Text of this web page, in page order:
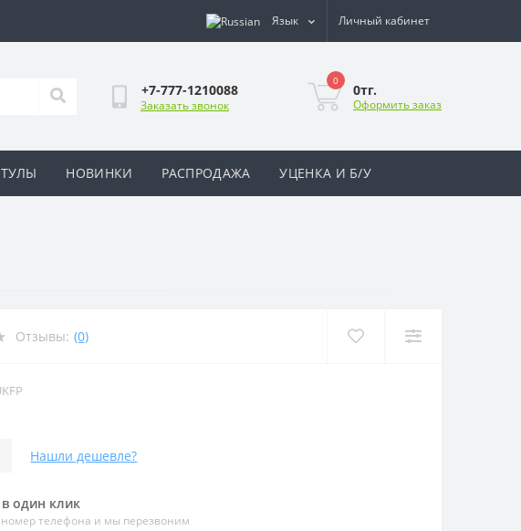
Язык Личный кабинет
+7-777-1210088
Заказать звонок
0
0тг.
Оформить заказ
НОВИНКИ РАСПРОДАЖА УЦЕНКА И Б/У
Отзывы: (0)
Нашли дешевле?
один клик
телефона и мы перезвоним